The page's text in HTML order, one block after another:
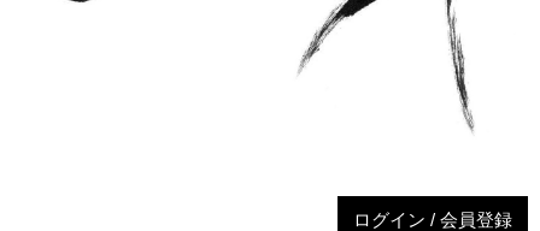
ログイン / 会員登録